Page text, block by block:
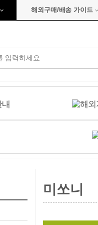
해외구매/배송 가이드
미쏘니